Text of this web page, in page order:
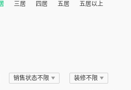
三居 四居 五居 五居以上
销售状态不限 装修不限